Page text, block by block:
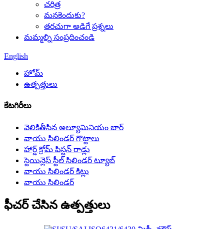
చరిత్ర
మనకెందుకు?
తరచుగా అడిగే ప్రశ్నలు
మమ్మల్ని సంప్రదించండి
English
హోమ్
ఉత్పత్తులు
కేటగిరీలు
వెలికితీసిన అల్యూమినియం బార్
వాయు సిలిండర్ గొట్టాలు
హార్డ్ క్రోమ్ పిస్టన్ రాడ్లు
స్టెయిన్లెస్ స్టీల్ సిలిండర్ ట్యూబ్
వాయు సిలిండర్ కిట్లు
వాయు సిలిండర్
ఫీచర్ చేసిన ఉత్పత్తులు